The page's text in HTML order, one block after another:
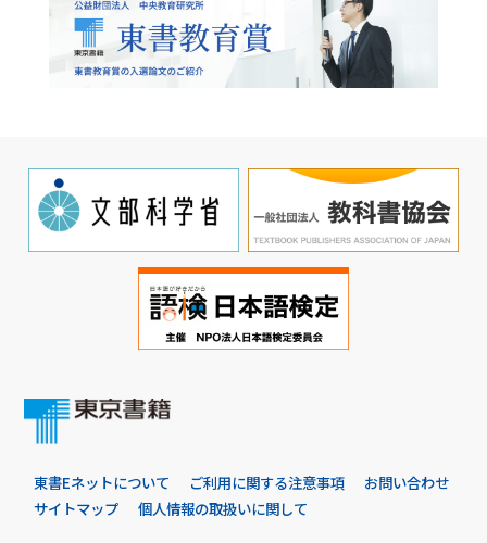
東書Eネットについて ご利用に関する注意事項
お問い合わせ
サイトマップ
個人情報の取扱いに関して